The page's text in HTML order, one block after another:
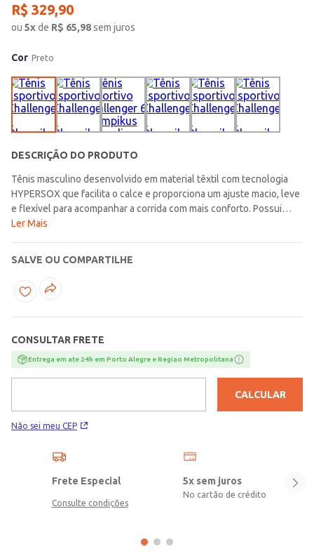
R$ 329,90
ou 5xde R$ 65,98sem juros
Cor Preto
DESCRIÇÃO DO PRODUTO
Tênis masculino desenvolvido em material têxtil com tecnologia
HYPERSOX que facilita o calce e proporciona um ajuste macio, leve
e flexível para acompanhar a corrida com mais conforto. Possui
forro em poliéster com espuma, bico redondo, ajuste por cadarços
entrega resiliência, enquanto a tecnologia ULTRAX complementa a
peça com mais tração e durabilidade, tornando o modelo ainda mais
funcional para os treinos. O logo da marca na lateral reforça a
unindo desempenho, conforto e um visual cheio de
energia!\n\nTecido: Material têxtil\nMaterial Solado: Borracha
Ler Mais
SALVE OU COMPARTILHE
CONSULTAR FRETE
Entrega em ate 24h em Porto Alegre e Regiao Metropolitana
Não sei meu CEP
CALCULAR
Frete Especial
Consulte condições
5x sem juros
No cartão de crédito